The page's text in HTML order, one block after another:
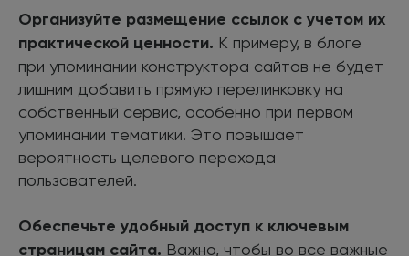
Организуйте размещение ссылок с учетом их
практической ценности. К примеру, в блоге
при упоминании конструктора сайтов не будет
лишним добавить прямую перелинковку на
собственный сервис, особенно при первом
упоминании тематики. Это повышает
вероятность целевого перехода
пользователей.
Обеспечьте удобный доступ к ключевым
страницам сайта. Важно, чтобы во все важные